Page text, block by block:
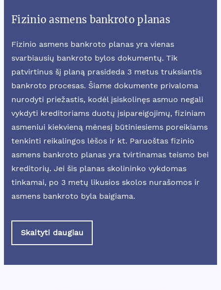
Fizinio asmens bankroto planas
Fizinio asmens bankroto planas yra vienas
svarbiausių bankroto bylos dokumentų. Tik
patvirtinus šį planą prasideda 3 metus truksiantis
bankroto procesas. Šiame dokumente privaloma
nurodyti priežastis, kodėl įsiskolinęs asmuo negali
vykdyti kreditoriams duotų įsipareigojimų, fiziniam
asmeniui kiekvieną mėnesį būtiniesiems poreikiams
tenkinti reikalingos lėšos ir kt. Paruoštas fizinio
asmens bankroto planas yra tvirtinamas teismo bei
kreditorių. Jei šis planas skolininko vykdomas
tinkamai, po 3 metų likusios skolos nurašomos ir
asmens bankroto byla baigiama.
Skaityti daugiau